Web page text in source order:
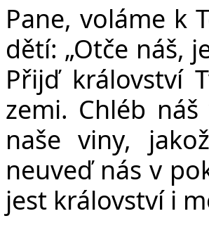
Pane, voláme k
dětí: „Otče náš,
Přijďkrálovství
zemi. Chléb náš
naše viny, jakož
neuveďnás v
jest království i